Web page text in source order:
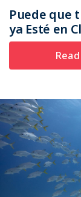
Puede que
ya Esté en